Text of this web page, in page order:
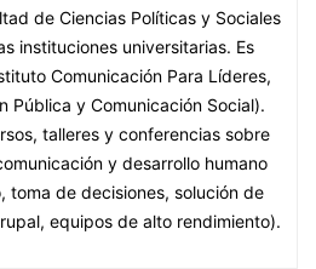
de Ciencias Políticas y Sociales
instituciones universitarias. Es
Comunicación Para Líderes,
Pública y Comunicación Social).
talleres y conferencias sobre
y desarrollo humano
toma de decisiones, solución de
equipos de alto rendimiento).